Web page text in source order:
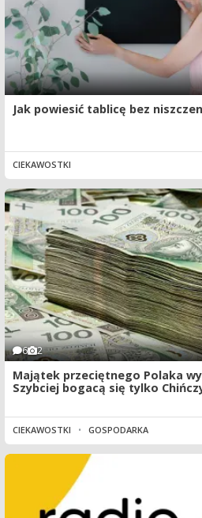
Jak powiesić tablicę bez
CIEKAWOSTKI
6 2
Majątek przeciętnego Polaka
Szybciej bogacą się tylko
CIEKAWOSTKI • GOSPODARKA